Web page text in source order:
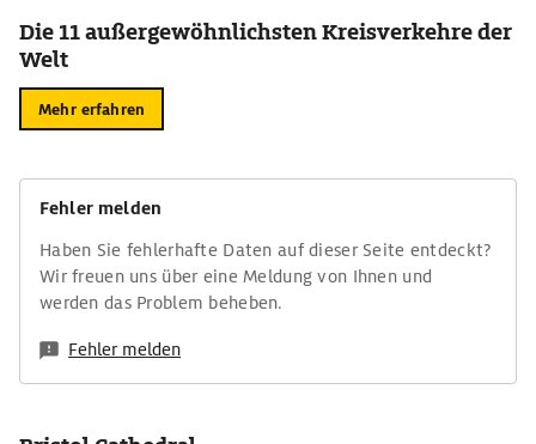
Die 11 außergewöhnlichsten Kreisverkehre der
Welt
Mehr erfahren
Fehler melden
Haben Sie fehlerhafte Daten auf dieser Seite entdeckt?
Wir freuen uns über eine Meldung von Ihnen und
werden das Problem beheben.
Fehler melden